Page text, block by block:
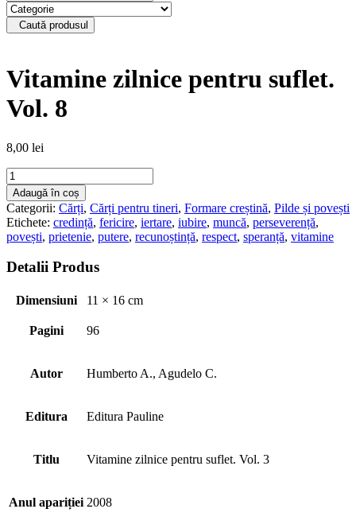
Caută produsul
Vitamine zilnice pentru suflet.
Vol. 8
8,00 lei
Cantitate
Vitamine
zilnice
pentru
suflet.
Vol.
8
Adaugă în coș
Categorii: Cărți, Cărți pentru tineri, Formare creștină, Pilde și povești
Etichete: credință, fericire, iertare, iubire, muncă, perseverență,
povești, prietenie, putere, recunoștință, respect, speranță, vitamine
Detalii Produs
Dimensiuni 11 × 16 cm
Pagini 96
Autor Humberto A., Agudelo C.
Editura Editura Pauline
Titlu Vitamine zilnice pentru suflet. Vol. 3
Anul apariției 2008